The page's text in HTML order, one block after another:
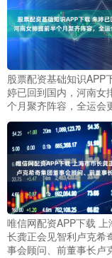
股票配资基础知识APP
婷已回到国内，河南女
个月聚齐阵容，全运会
唯信网配资APP下载 上
长龚正会见智利卢克希
事会顾问、前董事长卢